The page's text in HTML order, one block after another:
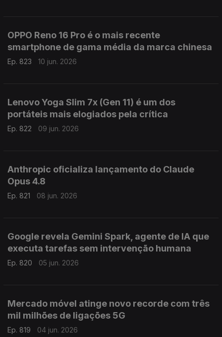
OPPO Reno 16 Pro é o mais recente
smartphone de gama média da marca chinesa
Ep. 823 10 jun. 2026
Lenovo Yoga Slim 7x (Gen 11) é um dos
portáteis mais elogiados pela crítica
Ep. 822 09 jun. 2026
Anthropic oficializa lançamento do Claude
Opus 4.8
Ep. 821 08 jun. 2026
Google revela Gemini Spark, agente de IA que
executa tarefas sem intervenção humana
Ep. 820 05 jun. 2026
Mercado móvel atinge novo recorde com três
mil milhões de ligações 5G
Ep. 819 04 jun. 2026